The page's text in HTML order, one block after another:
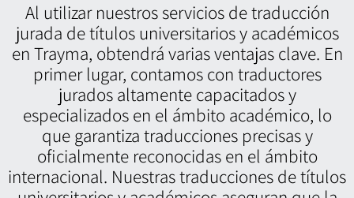
Al utilizar nuestros servicios de traducción
jurada de títulos universitarios y académicos
en Trayma, obtendrá varias ventajas clave. En
primer lugar, contamos con traductores
jurados altamente capacitados y
especializados en el ámbito académico, lo
que garantiza traducciones precisas y
oficialmente reconocidas en el ámbito
internacional. Nuestras traducciones de títulos